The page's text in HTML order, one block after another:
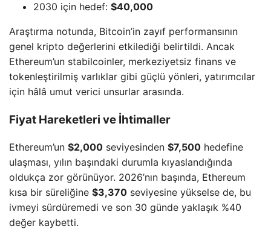
2030 için hedef: $40,000
Araştırma notunda, Bitcoin’in zayıf performansının
genel kripto değerlerini etkilediği belirtildi. Ancak
Ethereum’un stabilcoinler, merkeziyetsiz finans ve
tokenleştirilmiş varlıklar gibi güçlü yönleri, yatırımcılar
için hâlâ umut verici unsurlar arasında.
Fiyat Hareketleri ve İhtimaller
Ethereum’un $2,000 seviyesinden $7,500 hedefine
ulaşması, yılın başındaki durumla kıyaslandığında
oldukça zor görünüyor. 2026’nın başında, Ethereum
kısa bir süreliğine $3,370 seviyesine yükselse de, bu
ivmeyi sürdüremedi ve son 30 günde yaklaşık %40
değer kaybetti.